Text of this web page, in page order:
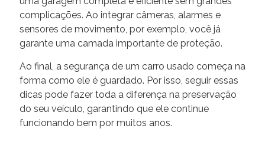
complicações. Ao integrar câmeras, alarmes e
sensores de movimento, por exemplo, você já
garante uma camada importante de proteção.
Ao final, a segurança de um carro usado começa na
forma como ele é guardado. Por isso, seguir essas
dicas pode fazer toda a diferença na preservação
do seu veículo, garantindo que ele continue
funcionando bem por muitos anos.